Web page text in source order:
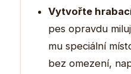
Vytvořte
pes opravdu
mu speciální
bez omezení,